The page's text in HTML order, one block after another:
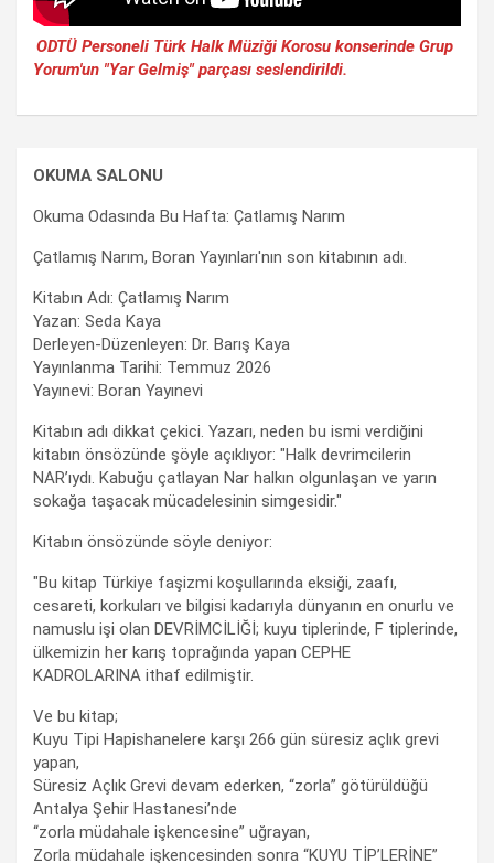
ODTÜ Personeli Türk Halk Müziği Korosu konserinde Grup
Yorum'un "Yar Gelmiş" parçası seslendirildi.
OKUMA SALONU
Okuma Odasında Bu Hafta: Çatlamış Narım
Çatlamış Narım, Boran Yayınları'nın son kitabının adı.
Kitabın Adı: Çatlamış Narım
Yazan: Seda Kaya
Derleyen-Düzenleyen: Dr. Barış Kaya
Yayınlanma Tarihi: Temmuz 2026
Yayınevi: Boran Yayınevi
Kitabın adı dikkat çekici. Yazarı, neden bu ismi verdiğini
kitabın önsözünde şöyle açıklıyor: "Halk devrimcilerin
NAR’ıydı. Kabuğu çatlayan Nar halkın olgunlaşan ve yarın
sokağa taşacak mücadelesinin simgesidir."
Kitabın önsözünde söyle deniyor:
"Bu kitap Türkiye faşizmi koşullarında eksiği, zaafı,
cesareti, korkuları ve bilgisi kadarıyla dünyanın en onurlu ve
namuslu işi olan DEVRİMCİLİĞİ; kuyu tiplerinde, F tiplerinde,
ülkemizin her karış toprağında yapan CEPHE
KADROLARINA ithaf edilmiştir.
Ve bu kitap;
Kuyu Tipi Hapishanelere karşı 266 gün süresiz açlık grevi
yapan,
Süresiz Açlık Grevi devam ederken, “zorla” götürüldüğü
Antalya Şehir Hastanesi’nde
“zorla müdahale işkencesine” uğrayan,
Zorla müdahale işkencesinden sonra “KUYU TİP’LERİNE”